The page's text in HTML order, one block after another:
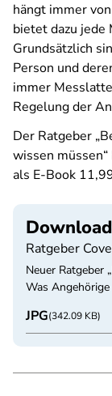
hängt immer
bietet dazu jede
Grundsätzlich
Person und
immer
Regelung der
Der Ratgeber
wissen
als E-Book
Ratgeber
Neuer Ratgeber
Was
JPG(342.09 KB)